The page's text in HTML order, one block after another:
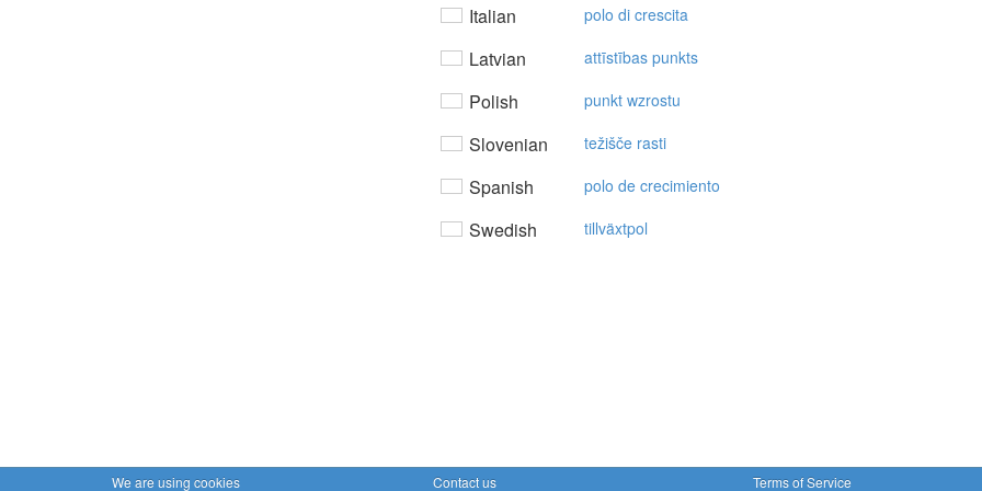
Italian polo di crescita
Latvian attīstības punkts
Polish punkt wzrostu
Slovenian težišče rasti
Spanish polo de crecimiento
Swedish tillväxtpol
We are using cookies Contact us Terms of Service